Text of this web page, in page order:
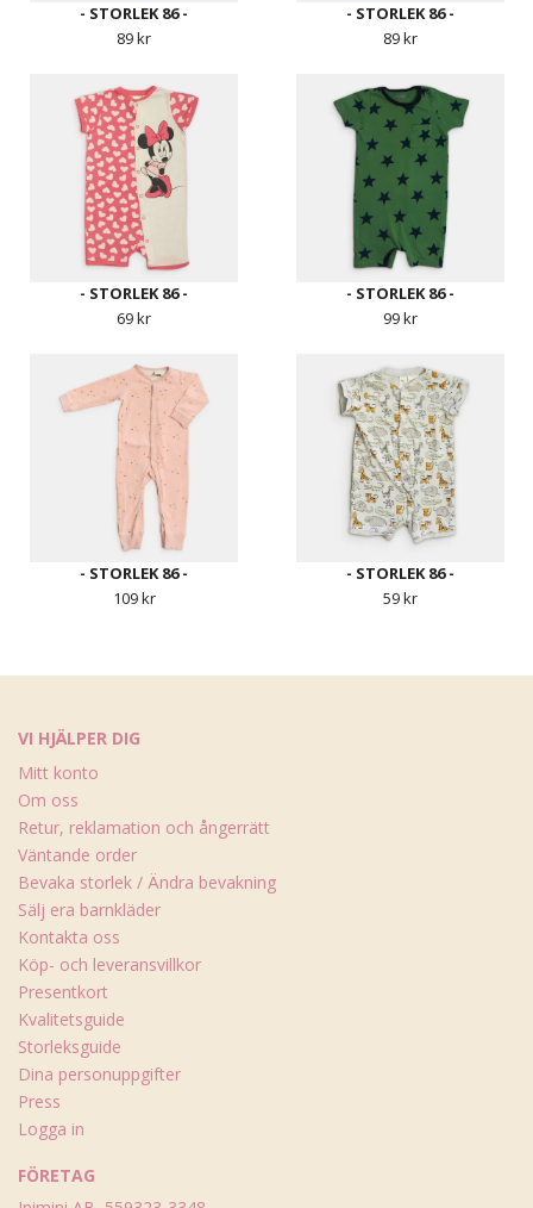
- STORLEK 86 -
89 kr
- STORLEK 86 -
89 kr
- STORLEK 86 -
69 kr
- STORLEK 86 -
99 kr
- STORLEK 86 -
109 kr
- STORLEK 86 -
59 kr
VI HJÄLPER DIG
Mitt konto
Om oss
Retur, reklamation och ångerrätt
Väntande order
Bevaka storlek / Ändra bevakning
Sälj era barnkläder
Kontakta oss
Köp- och leveransvillkor
Presentkort
Kvalitetsguide
Storleksguide
Dina personuppgifter
Press
Logga in
FÖRETAG